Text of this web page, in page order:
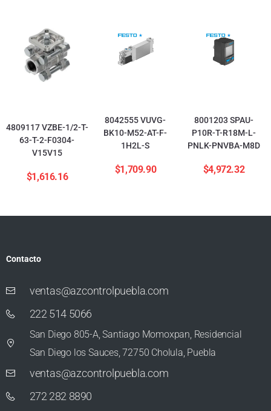
4809117 VZBE-1/2-T-
63-T-2-F0304-
V15V15
$1,616.16
8042555 VUVG-
BK10-M52-AT-F-
1H2L-S
$1,709.90
8001203 SPAU-
P10R-T-R18M-L-
PNLK-PNVBA-M8D
$4,972.32
Contacto
ventas@azcontrolpuebla.com
222 514 5066
San Diego 805-A, Santiago Momoxpan, Residencial
San Diego los Sauces, 72750 Cholula, Puebla
ventas@azcontrolpuebla.com
272 282 8890